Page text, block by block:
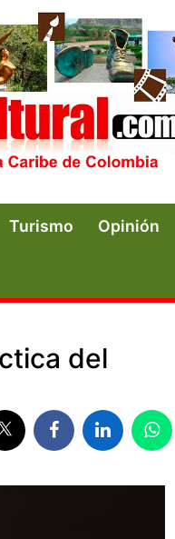
Turismo Opinión
del